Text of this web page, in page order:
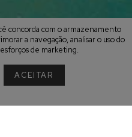
concorda com o armazenamento
a navegação, analisar o uso do
de marketing.
ACEITAR